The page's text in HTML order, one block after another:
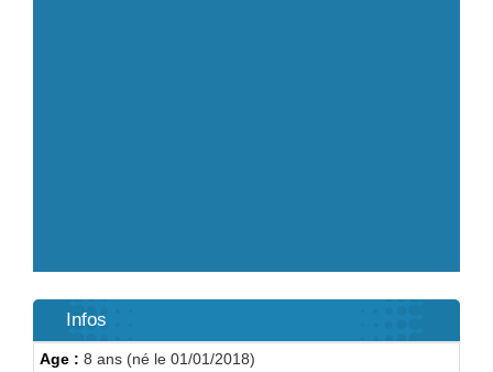
Infos
Age : 8 ans (né le 01/01/2018)